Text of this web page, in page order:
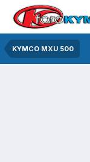
KYMCO MXU 500